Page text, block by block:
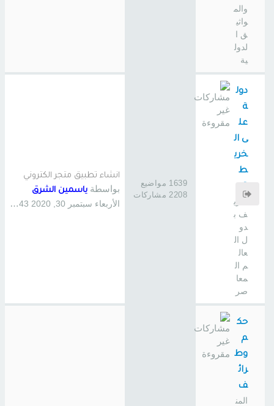
والم
واثي
ق ا
لدول
ية
دول
ة
عل
ى ال
خري
ط
تعري
ف ب
دو
ل ال
عال
م ال
معا
صر
1639 مواضيع
2208 مشاركات
انشاء تطبيق متجر الكتروني
بواسطة ياسمين الشرق
الأربعاء سبتمبر 30, 2020 11:43 pm
حك
م
وط
رائ
ف
المن